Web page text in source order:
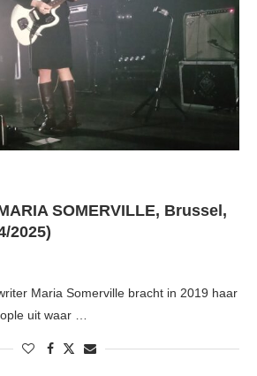
SOMERVILLE, Brussel,
2025)
Maria Somerville bracht in 2019 haar
uit waar …